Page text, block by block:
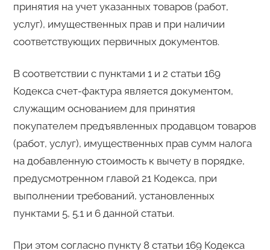
принятия на учет указанных товаров (работ,
услуг), имущественных прав и при наличии
соответствующих первичных документов.
В соответствии с пунктами 1 и 2 статьи 169
Кодекса счет-фактура является документом,
служащим основанием для принятия
покупателем предъявленных продавцом товаров
(работ, услуг), имущественных прав сумм налога
на добавленную стоимость к вычету в порядке,
предусмотренном главой 21 Кодекса, при
выполнении требований, установленных
пунктами 5, 5.1 и 6 данной статьи.
При этом согласно пункту 8 статьи 169 Кодекса